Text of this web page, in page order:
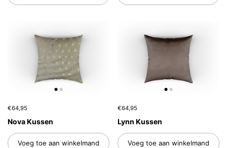
€64,95
Nova Kussen
Voeg toe aan winkelmand
€64,95
Lynn Kussen
Voeg toe aan winkelmand